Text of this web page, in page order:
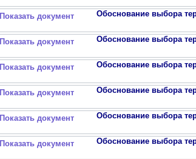
Показать документ Обоснование выбора
Показать документ Обоснование выбора
Показать документ Обоснование выбора
Показать документ Обоснование выбора
Показать документ Обоснование выбора
Показать документ Обоснование выбора